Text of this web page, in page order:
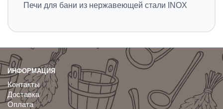
Печи для бани из нержавеющей стали INOX
ИНФОРМАЦИЯ
Контакты
Доставка
Оплата